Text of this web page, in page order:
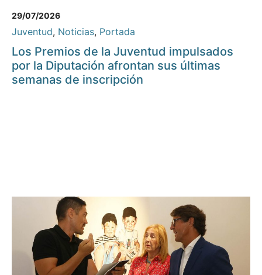
29/07/2026
Juventud, Noticias, Portada
Los Premios de la Juventud impulsados
por la Diputación afrontan sus últimas
semanas de inscripción